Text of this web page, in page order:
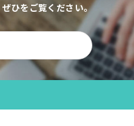
ひをご覧ください。